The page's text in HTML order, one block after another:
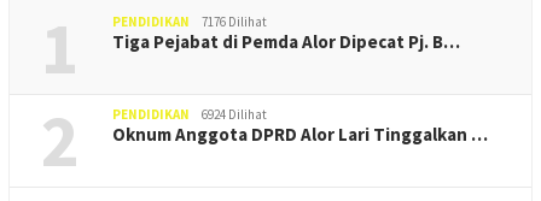
1 PENDIDIKAN 7176 Dilihat
Tiga Pejabat di Pemda Alor Dipecat Pj. B…
2 PENDIDIKAN 6924 Dilihat
Oknum Anggota DPRD Alor Lari Tinggalkan …